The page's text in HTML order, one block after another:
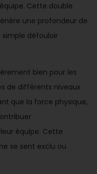
Cette double
une profondeur de
simple défouloir
bien pour les
de différents niveaux
que la force physique,
équipe. Cette
se sent exclu ou